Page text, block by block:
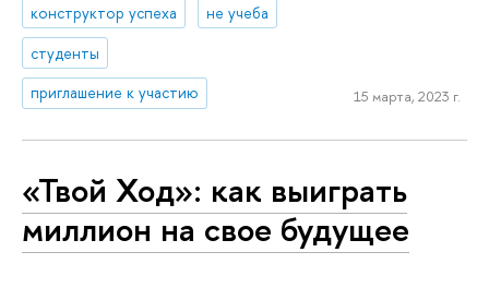
конструктор успеха
не учеба
студенты
приглашение к участию
15 марта, 2023 г.
«Твой Ход»: как выиграть
миллион на свое будущее